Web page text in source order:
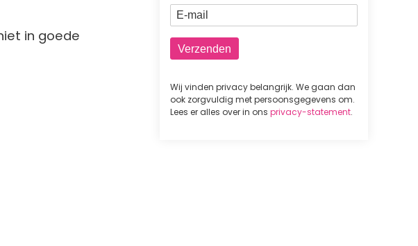
in goede
E-mail
Wij vinden privacy belangrijk. We gaan dan
ook zorgvuldig met persoonsgegevens om.
Lees er alles over in ons privacy-statement.